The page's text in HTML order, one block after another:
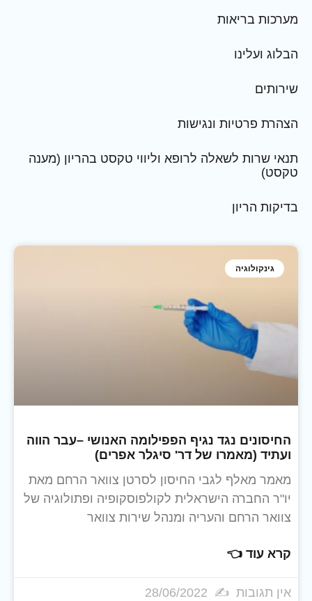
מערכות בריאות
הבלוג ועלינו
שירותים
הצהרת פרטיות ונגישות
תנאי שרות לשאלה לרופא וליווי טקסט בהריון (מענה
טקסט)
בדיקות הריון
גינקולוגיה
החיסונים נגד נגיף הפפילומה האנושי –עבר הווה
ועתיד (מאמרו של דר' סיגלר אפרים)
מאמר מאלף לגבי החיסון לסרטן צוואר הרחם מאת
יו"ר החברה הישראלית לקולפוסקופיה ופתולוגיה של
צוואר הרחם והעריה ומנהל שירות צוואר
קרא עוד 👈
אין תגובות